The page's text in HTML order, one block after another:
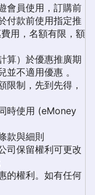
會員使用，訂購前
付款前使用指定推
用，名額有限，額
算）於優惠推廣期
並不適用優惠 。
限制，先到先得，
時使用 (eMoney
款與細則
司保留權利可更改
的權利。如有任何